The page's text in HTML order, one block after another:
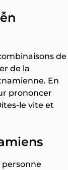
de
de la
En
prononcer
le vite et